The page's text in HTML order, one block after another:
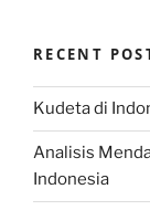
RECENT
Kudeta di
Analisis
Indonesia